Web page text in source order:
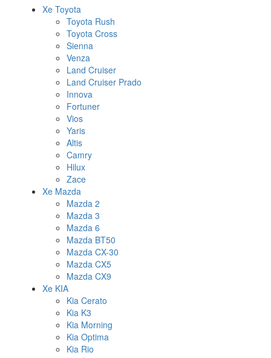
Xe Toyota
Toyota Rush
Toyota Cross
Sienna
Venza
Land Cruiser
Land Cruiser Prado
Innova
Fortuner
Vios
Yaris
Altis
Camry
Hilux
Zace
Xe Mazda
Mazda 2
Mazda 3
Mazda 6
Mazda BT50
Mazda CX-30
Mazda CX5
Mazda CX9
Xe KIA
Kia Cerato
Kia K3
Kia Morning
Kia Optima
Kia Rio